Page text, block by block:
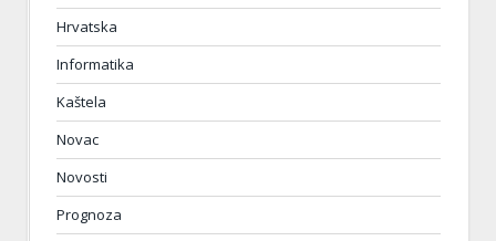
Hrvatska
Informatika
Kaštela
Novac
Novosti
Prognoza